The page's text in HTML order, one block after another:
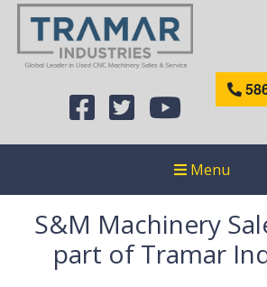
Menu
S&M Machinery
part of Tramar